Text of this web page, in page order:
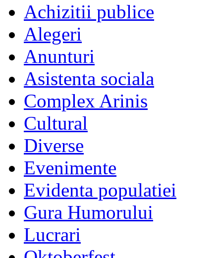
Achizitii publice
Alegeri
Anunturi
Asistenta sociala
Complex Arinis
Cultural
Diverse
Evenimente
Evidenta populatiei
Gura Humorului
Lucrari